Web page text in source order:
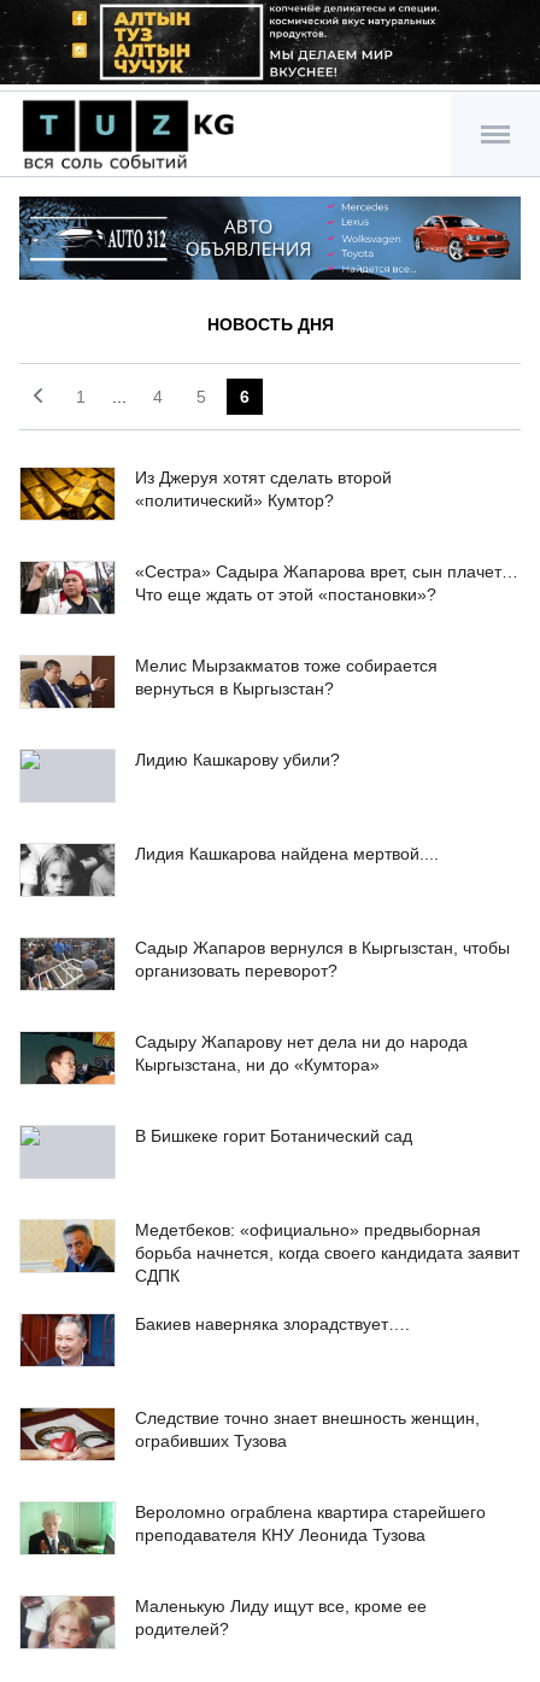
НОВОСТЬ ДНЯ
1 4 5 6
Из Джеруя хотят сделать второй
«политический» Кумтор?
«Сестра» Садыра Жапарова врет, сын плачет…
Что еще ждать от этой «постановки»?
Мелис Мырзакматов тоже собирается
вернуться в Кыргызстан?
Лидию Кашкарову убили?
Лидия Кашкарова найдена мертвой....
Садыр Жапаров вернулся в Кыргызстан, чтобы
организовать переворот?
Садыру Жапарову нет дела ни до народа
Кыргызстана, ни до «Кумтора»
В Бишкеке горит Ботанический сад
Медетбеков: «официально» предвыборная
борьба начнется, когда своего кандидата заявит
СДПК
Бакиев наверняка злорадствует….
Следствие точно знает внешность женщин,
ограбивших Тузова
Вероломно ограблена квартира старейшего
преподавателя КНУ Леонида Тузова
Маленькую Лиду ищут все, кроме ее
родителей?